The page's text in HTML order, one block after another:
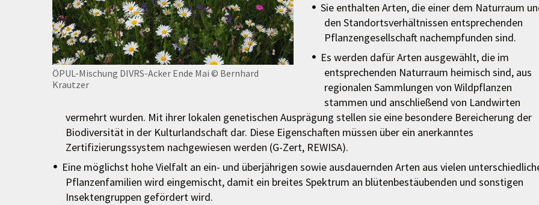
ÖPUL-Mischung DIVRS-Acker Ende Mai © Bernhard
Krautzer
Sie enthalten Arten, die einer dem Naturraum
den Standortsverhältnissen entsprechenden
Pflanzengesellschaft nachempfunden sind.
Es werden dafür Arten ausgewählt, die im
entsprechenden Naturraum heimisch sind, aus
regionalen Sammlungen von Wildpflanzen
stammen und anschließend von Landwirten
vermehrt wurden. Mit ihrer lokalen genetischen Ausprägung stellen sie eine besondere Bereicherung der
Biodiversität in der Kulturlandschaft dar. Diese Eigenschaften müssen über ein anerkanntes
Zertifizierungssystem nachgewiesen werden (G-Zert, REWISA).
Eine möglichst hohe Vielfalt an ein- und überjährigen sowie ausdauernden Arten aus vielen
Pflanzenfamilien wird eingemischt, damit ein breites Spektrum an blütenbestäubenden und sonstigen
Insektengruppen gefördert wird.